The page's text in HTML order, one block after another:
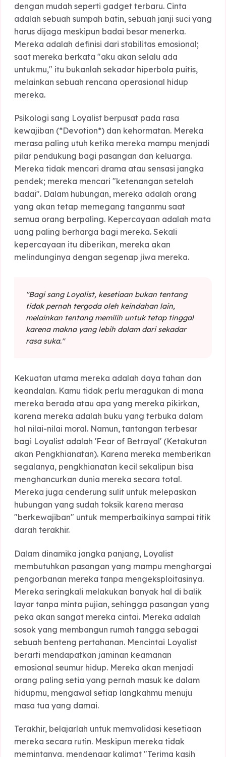
adalah lambang dari integritas yang tak
tergoyahkan. Bagi individu tipe ini, cinta
sesuatu yang bisa dipermainkan atau diganti
dengan mudah seperti gadget terbaru. Cinta
adalah sebuah sumpah batin, sebuah janji suci
harus dijaga meskipun badai besar menerka.
Mereka adalah definisi dari stabilitas emosional;
untukmu," itu bukanlah sekadar hiperbola puitis,
melainkan sebuah rencana operasional hidup
mereka.
Psikologi sang Loyalist berpusat pada rasa
kewajiban (*Devotion*) dan kehormatan. Mereka
merasa paling utuh ketika mereka mampu
pilar pendukung bagi pasangan dan keluarga.
Mereka tidak mencari drama atau sensasi jangka
pendek; mereka mencari "ketenangan setelah
badai". Dalam hubungan, mereka adalah orang
uang paling berharga bagi mereka. Sekali
kepercayaan itu diberikan, mereka akan
melindunginya dengan segenap jiwa mereka.
tidak pernah tergoda oleh keindahan lain,
melainkan tentang memilih untuk tetap tinggal
karena makna yang lebih dalam dari sekadar
rasa suka."
Kekuatan utama mereka adalah daya tahan dan
keandalan. Kamu tidak perlu meragukan di mana
mereka berada atau apa yang mereka pikirkan,
karena mereka adalah buku yang terbuka dalam
hal nilai-nilai moral. Namun, tantangan terbesar
bagi Loyalist adalah 'Fear of Betrayal'
segalanya, pengkhianatan kecil sekalipun bisa
menghancurkan dunia mereka secara total.
Mereka juga cenderung sulit untuk melepaskan
hubungan yang sudah toksik karena merasa
"berkewajiban" untuk memperbaikinya sampai
darah terakhir.
Dalam dinamika jangka panjang, Loyalist
membutuhkan pasangan yang mampu
pengorbanan mereka tanpa mengeksploitasinya.
Mereka seringkali melakukan banyak hal di balik
layar tanpa minta pujian, sehingga pasangan
peka akan sangat mereka cintai. Mereka adalah
sosok yang membangun rumah tangga sebagai